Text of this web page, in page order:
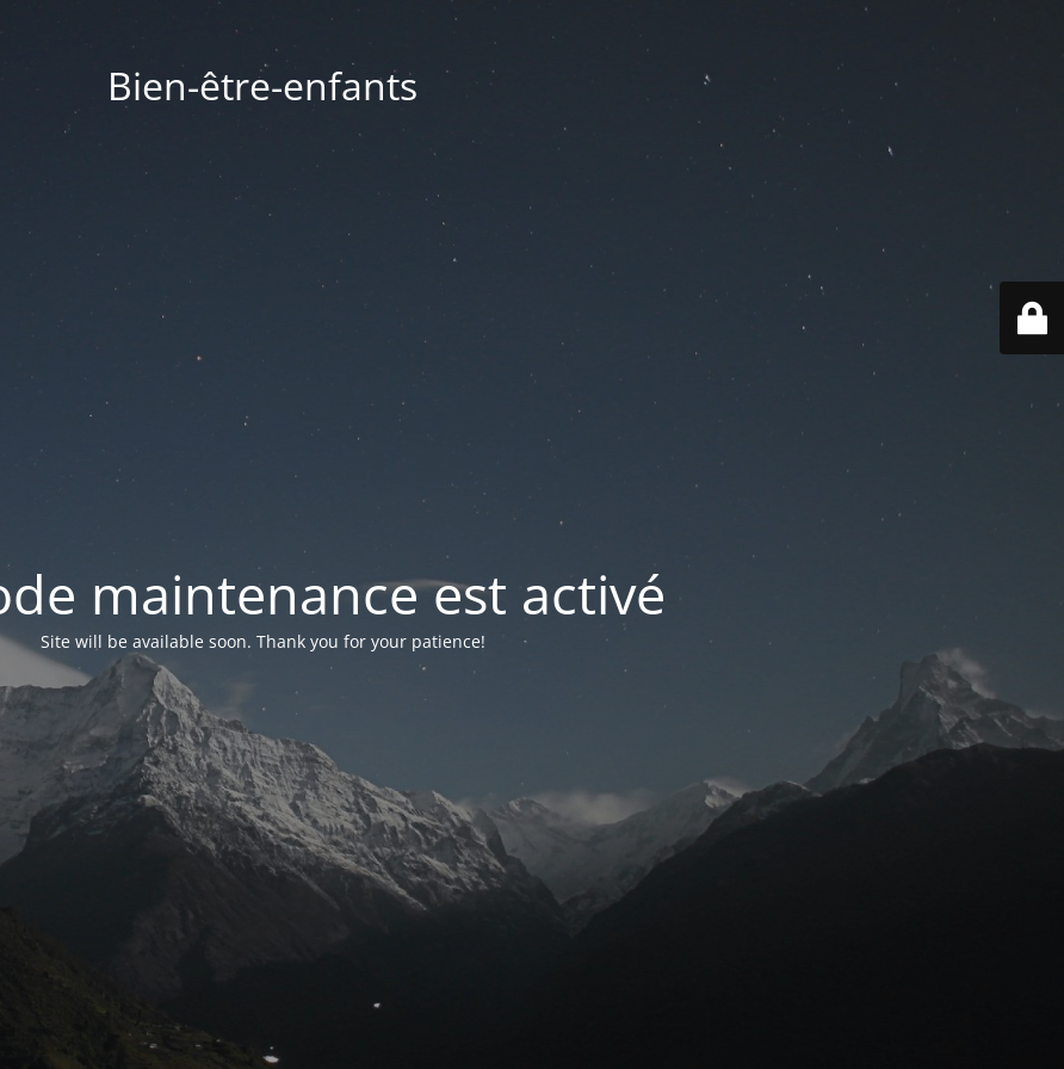
Bien-être-enfants
maintenance est activé
Site will be available soon. Thank you for your patience!